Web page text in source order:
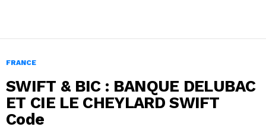
FRANCE
SWIFT & BIC : BANQUE DELUBAC
ET CIE LE CHEYLARD SWIFT
Code